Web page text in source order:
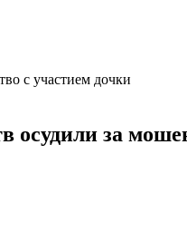
с участием дочки
осудили за